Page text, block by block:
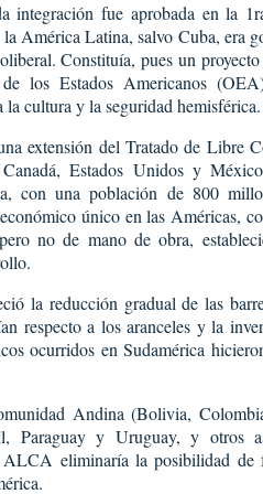
integración fue aprobada en la
América Latina, salvo Cuba, era
Constituía, pues un
los Estados Americanos
cultura y la seguridad hemisférica.
extensión del Tratado de Libre
Estados Unidos y
con una población de 800
único en las Américas,
no de mano de obra,
la reducción gradual de las
respecto a los aranceles y la
ocurridos en Sudamérica
Andina (Bolivia,
Paraguay y Uruguay, y otros
ALCA eliminaría la posibilidad de